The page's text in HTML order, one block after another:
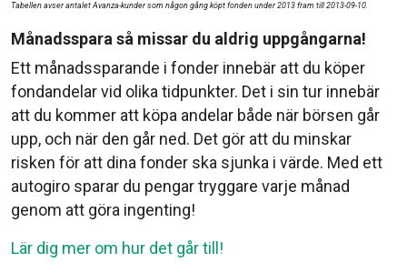
Tabellen avser antalet Avanza-kunder som någon gång köpt fonden under 2013 fram till 2013-09-10.
Månadsspara så missar du aldrig uppgångarna!
Ett månadssparande i fonder innebär att du köper
fondandelar vid olika tidpunkter. Det i sin tur innebär
att du kommer att köpa andelar både när börsen går
upp, och när den går ned. Det gör att du minskar
risken för att dina fonder ska sjunka i värde. Med ett
autogiro sparar du pengar tryggare varje månad
genom att göra ingenting!
Lär dig mer om hur det går till!